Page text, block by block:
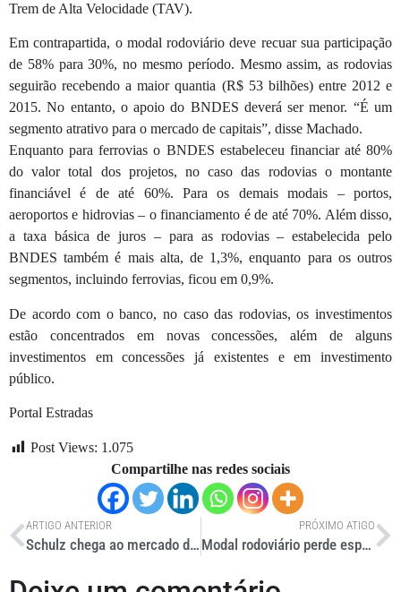
Trem de Alta Velocidade (TAV).
Em contrapartida, o modal rodoviário deve recuar sua participação
de 58% para 30%, no mesmo período. Mesmo assim, as rodovias
seguirão recebendo a maior quantia (R$ 53 bilhões) entre 2012 e
2015. No entanto, o apoio do BNDES deverá ser menor. “É um
segmento atrativo para o mercado de capitais”, disse Machado.
Enquanto para ferrovias o BNDES estabeleceu financiar até 80%
do valor total dos projetos, no caso das rodovias o montante
financiável é de até 60%. Para os demais modais – portos,
aeroportos e hidrovias – o financiamento é de até 70%. Além disso,
a taxa básica de juros – para as rodovias – estabelecida pelo
BNDES também é mais alta, de 1,3%, enquanto para os outros
segmentos, incluindo ferrovias, ficou em 0,9%.
De acordo com o banco, no caso das rodovias, os investimentos
estão concentrados em novas concessões, além de alguns
investimentos em concessões já existentes e em investimento
público.
Portal Estradas
Post Views: 1.075
Compartilhe nas redes sociais
ARTIGO ANTERIOR
Schulz chega ao mercado de reposição
PRÓXIMO ATIGO
Modal rodoviário perde espaço em verbas federais